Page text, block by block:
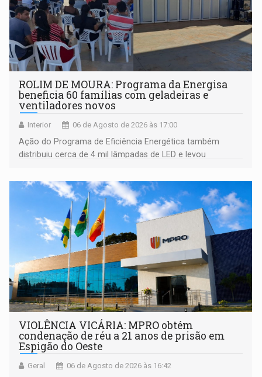
ROLIM DE MOURA: Programa da Energisa
beneficia 60 famílias com geladeiras e
ventiladores novos
Interior 06 de Agosto de 2026 às 17:00
Ação do Programa de Eficiência Energética também
distribuiu cerca de 4 mil lâmpadas de LED e levou
comunidade
VIOLÊNCIA VICÁRIA: MPRO obtém
condenação de réu a 21 anos de prisão em
Espigão do Oeste
Geral 06 de Agosto de 2026 às 16:42